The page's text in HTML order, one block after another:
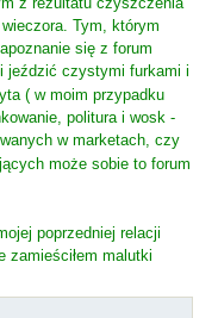
Tym, którym
się z forum
jeździć czystymi furkami i
( w moim przypadku
politura i wosk -
w marketach, czy
może sobie to forum
poprzedniej relacji
zamieściłem malutki